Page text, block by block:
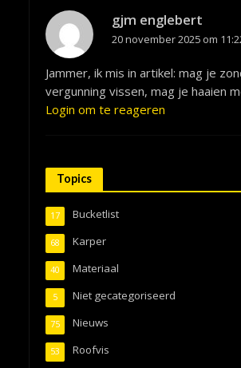
gjm englebert
20 november 2025 om
Jammer, ik mis in artikel: mag je
vergunning vissen, mag je haaien
Login om te reageren
Topics
Bucketlist
17
Karper
68
Materiaal
40
Niet gecategoriseerd
5
Nieuws
75
Roofvis
53